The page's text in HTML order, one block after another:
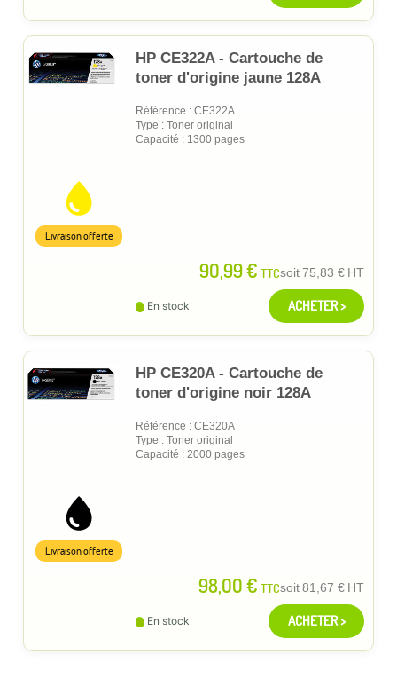
HP CE322A - Cartouche de
toner d'origine jaune 128A
Référence : CE322A
Type : Toner original
Capacité : 1300 pages
90,99 € TTCsoit75,83 € HT
Livraison offerte
En stock ACHETER >
HP CE320A - Cartouche de
toner d'origine noir 128A
Référence : CE320A
Type : Toner original
Capacité : 2000 pages
98,00 € TTCsoit81,67 € HT
Livraison offerte
En stock ACHETER >